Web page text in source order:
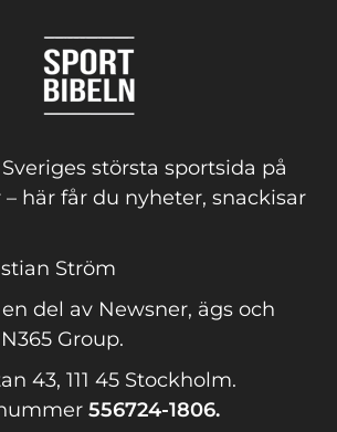
största sportsida på
här får du nyheter, snackisar
Ström
del av Newsner, ägs och
Group.
43, 111 45 Stockholm.
556724-1806.